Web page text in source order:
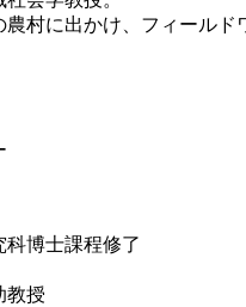
村に出かけ、フィール
博士課程修了
教授